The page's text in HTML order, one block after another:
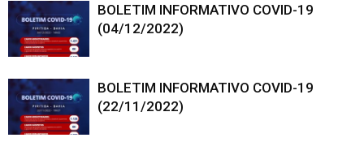
BOLETIM INFORMATIVO COVID-19
(04/12/2022)
BOLETIM INFORMATIVO COVID-19
(22/11/2022)